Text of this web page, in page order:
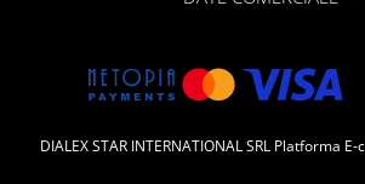
DIALEX STAR INTERNATIONAL SRL Platforma E-